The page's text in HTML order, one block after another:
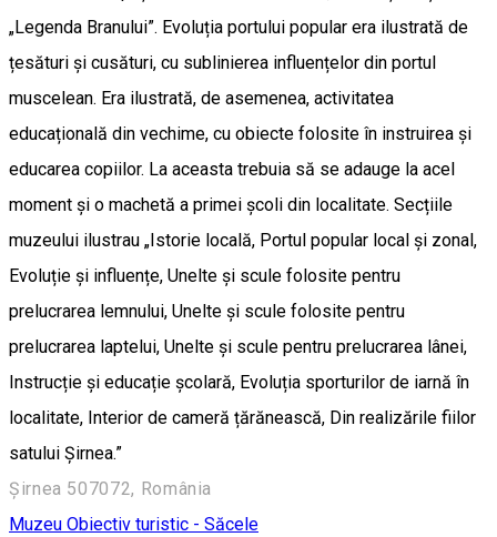
„Legenda Branului”. Evoluția portului popular era ilustrată de
țesături și cusături, cu sublinierea influențelor din portul
muscelean. Era ilustrată, de asemenea, activitatea
educațională din vechime, cu obiecte folosite în instruirea și
educarea copiilor. La aceasta trebuia să se adauge la acel
moment și o machetă a primei școli din localitate. Secțiile
muzeului ilustrau „Istorie locală, Portul popular local și zonal,
Evoluție și influențe, Unelte și scule folosite pentru
prelucrarea lemnului, Unelte și scule folosite pentru
prelucrarea laptelui, Unelte și scule pentru prelucrarea lânei,
Instrucție și educație școlară, Evoluția sporturilor de iarnă în
localitate, Interior de cameră țărănească, Din realizările fiilor
satului Șirnea.”
Șirnea 507072, România
Muzeu Obiectiv turistic - Săcele